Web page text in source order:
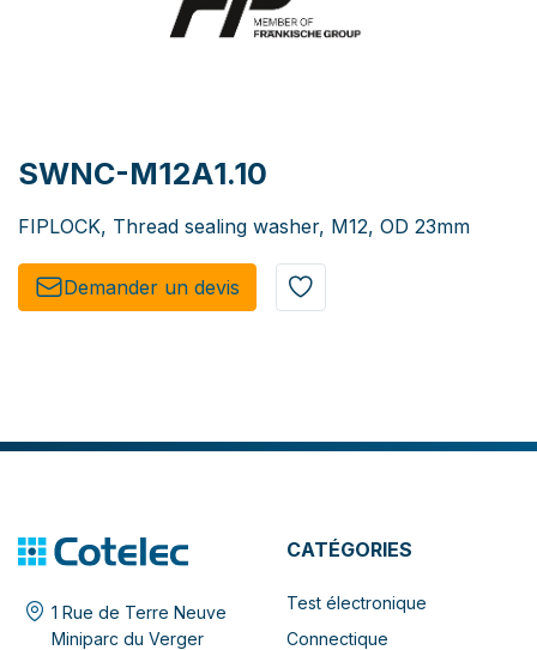
SWNC-M12A1.10
FIPLOCK, Thread sealing washer, M12, OD 23mm
Demander un de​​vis​​
1 Rue de Terre Neuve
Miniparc du Verger
CATÉGORIES
Test électronique
Connectique